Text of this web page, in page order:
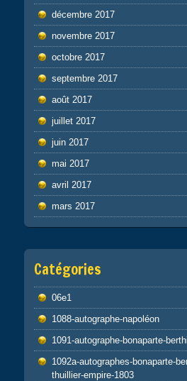
décembre 2017
novembre 2017
octobre 2017
septembre 2017
août 2017
juillet 2017
juin 2017
mai 2017
avril 2017
mars 2017
Catégories
06e1
1088-autographe-napoléon
1091-autographe-bonaparte-
1092a-autographes-bonaparte-
thuillier-empire-1803